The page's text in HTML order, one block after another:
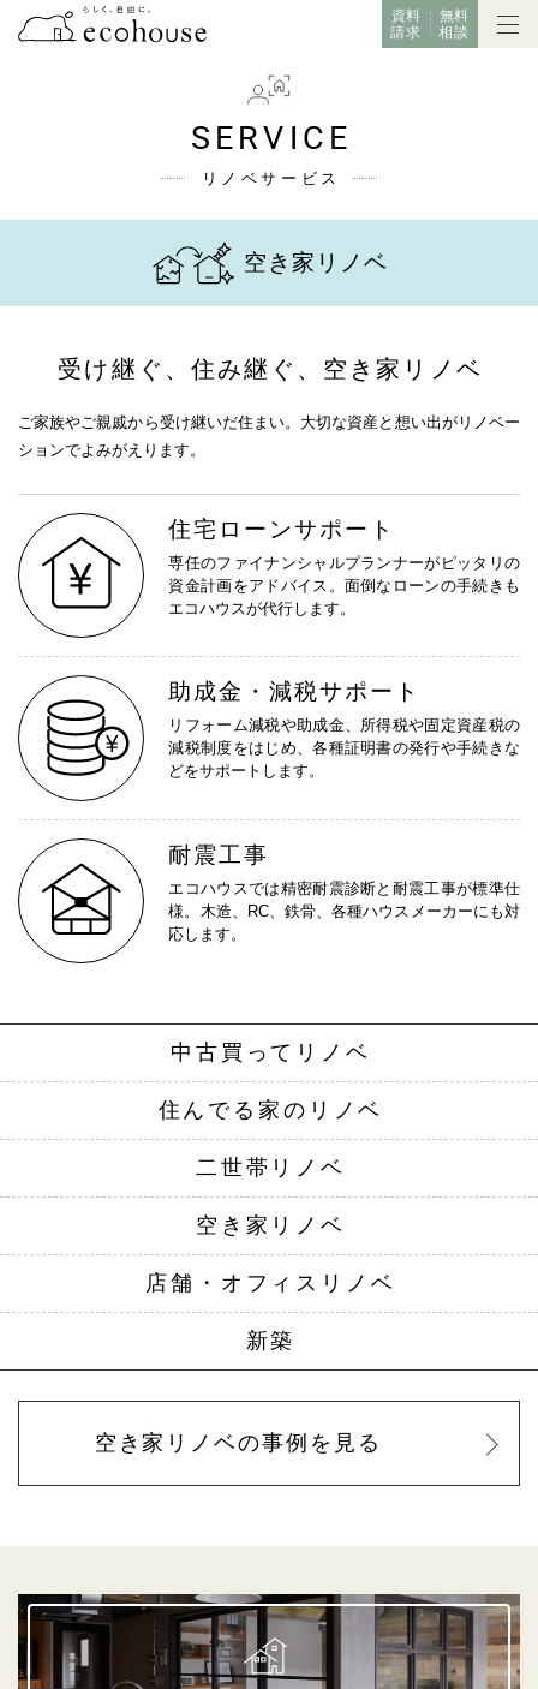
資料
請求
無料
相談
SERVICE
リノベサービス
空き家リノベ
受け継ぐ、住み継ぐ、空き家リノベ
ご家族やご親戚から受け継いだ住まい。大切な資産と想い出がリノベー
ションでよみがえります。
住宅ローンサポート
専任のファイナンシャルプランナーがピッタリの
資金計画をアドバイス。面倒なローンの手続きも
エコハウスが代行します。
助成金・減税サポート
リフォーム減税や助成金、所得税や固定資産税の
減税制度をはじめ、各種証明書の発行や手続きな
どをサポートします。
耐震工事
エコハウスでは精密耐震診断と耐震工事が標準仕
様。木造、RC、鉄骨、各種ハウスメーカーにも対
応します。
中古買って リノベ
住んでる家の リノベ
二世帯リノベ
空き家リノベ
店舗・オフィス リノベ
新築
空き家リノベの事例を見る